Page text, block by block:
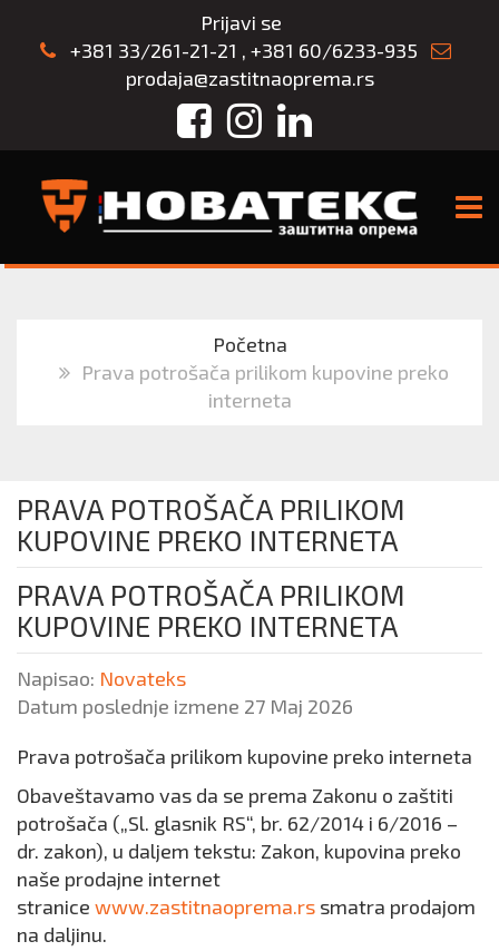
Prijavi se
+381 33/261-21-21 , +381 60/6233-935
prodaja@zastitnaoprema.rs
FacebookInstagram
LinkedIn
Početna
Prava potrošača prilikom kupovine preko
interneta
PRAVA POTROŠAČA PRILIKOM
KUPOVINE PREKO INTERNETA
PRAVA POTROŠAČA PRILIKOM
KUPOVINE PREKO INTERNETA
Napisao: Novateks
Datum poslednje izmene 27 Maj 2026
Prava potrošača prilikom kupovine preko interneta
Obaveštavamo vas da se prema Zakonu о zaštiti
potrošača („Sl. glasnik RS“, br. 62/2014 i 6/2016 –
dr. zakon), u daljem tekstu: Zakon, kupovina preko
naše prodajne internet
stranice www.zastitnaoprema.rs smatra prodajom
na daljinu.